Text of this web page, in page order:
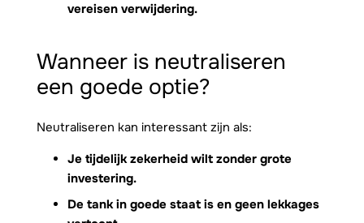
vereisen verwijdering.
Wanneer is neutraliseren
een goede optie?
Neutraliseren kan interessant zijn als:
Je tijdelijk zekerheid wilt zonder grote
investering.
De tank in goede staat is en geen lekkages